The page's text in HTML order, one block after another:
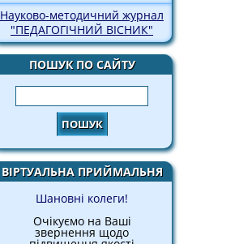
Науково-методичний журнал
"ПЕДАГОГІЧНИЙ ВІСНИК"
ПОШУК ПО САЙТУ
Пошук
ВІРТУАЛЬНА ПРИЙМАЛЬНЯ
Шановні колеги!
Очікуємо на Ваші
звернення щодо